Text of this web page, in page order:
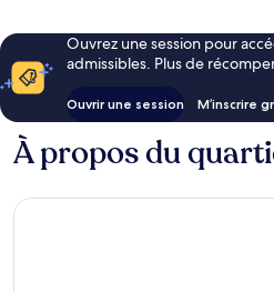
Ouvrez une session pour
admissibles. Plus de
Ouvrir une session M’inscrire
À propos du